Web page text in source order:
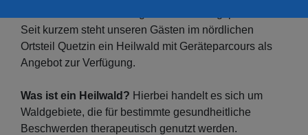
Seit kurzem steht unseren Gästen im nördlichen
Ortsteil Quetzin ein Heilwald mit Geräteparcours als
Angebot zur Verfügung.
Was ist ein Heilwald? Hierbei handelt es sich um
Waldgebiete, die für bestimmte gesundheitliche
Beschwerden therapeutisch genutzt werden.